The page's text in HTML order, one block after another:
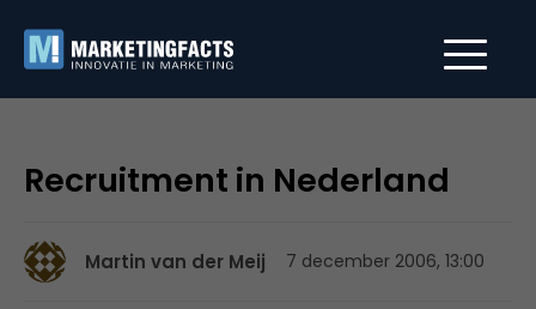
Recruitment in Nederland
Martin van der Meij 7 december 2006, 13:00